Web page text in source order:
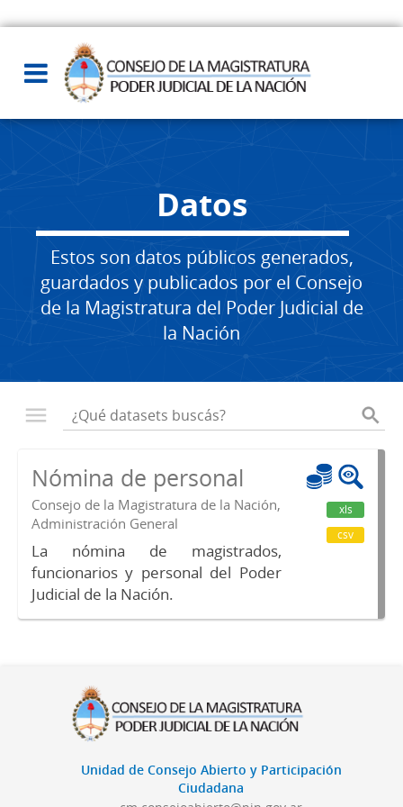
Datos
Estos son datos públicos generados,
guardados y publicados por el Consejo
de la Magistratura del Poder Judicial de
la Nación
Nómina de personal
Consejo de la Magistratura de la Nación,
Administración General
La nómina de magistrados,
funcionarios y personal del Poder
Judicial de la Nación.
xls
csv
Unidad de Consejo Abierto y Participación
Ciudadana